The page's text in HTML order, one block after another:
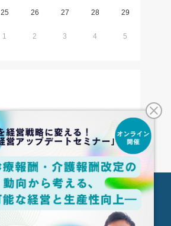
25 26 27 28 29
1 2 3 4 5